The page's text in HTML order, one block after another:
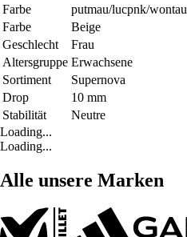
Farbe
putmau/lucpnk/wontau
Farbe
Beige
Geschlecht
Frau
Altersgruppe Erwachsene
Sortiment
Supernova
Drop
10 mm
Stabilität
Neutre
Loading...
Loading...
Alle unsere Marken